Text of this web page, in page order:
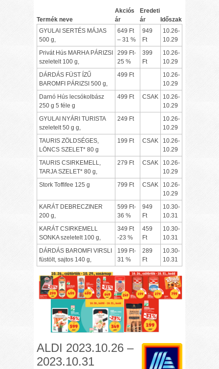
Termék neve
Akciós
ár
Eredeti
ár
Időszak
GYULAI SERTÉS MÁJAS
500 g,
649 Ft
– 31 %
949
Ft
10.26-
10.29
Privát Hús MARHA PÁRIZSI
szeletelt 100 g,
299 Ft-
25 %
399
Ft
10.26-
10.29
DÁRDÁS FÜST ÍZŰ
BAROMFI PÁRIZSI 500 g,
499 Ft
10.26-
10.29
Darnó Hús lecsókolbász
250 g 5 féle g
499 Ft CSAK
10.26-
10.29
GYULAI NYÁRI TURISTA
szeletelt 50 g g,
249 Ft
10.26-
10.29
TAURIS ZÖLDSÉGES,
LÖNCS SZELET* 80 g
199 Ft CSAK
10.26-
10.29
TAURIS CSIRKEMELL,
TARJA SZELET* 80 g,
279 Ft CSAK
10.26-
10.29
Stork Toffifee 125 g
799 Ft CSAK
10.26-
10.29
KARÁT DEBRECZINER
200 g,
599 Ft-
36 %
949
Ft
10.30-
10.31
KARÁT CSIRKEMELL
SONKA szeletelt 100 g,
349 Ft
-23 %
459
Ft
10.30-
10.31
DÁRDÁS BAROMFI VIRSLI
füstölt, sajtos 140 g,
199 Ft-
31 %
289
Ft
10.30-
10.31
ALDI 2023.10.26 –
2023.10.31